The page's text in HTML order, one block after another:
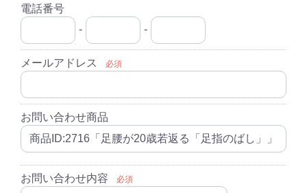
電話番号
-
-
メールアドレス 必須
お問い合わせ商品
お問い合わせ内容 必須